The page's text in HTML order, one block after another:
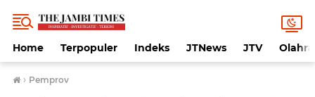
Home Terpopuler Indeks JTNews JTV
› Pemprov